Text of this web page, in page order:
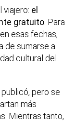
viajero: el
gratuito. Para
esas fechas,
de sumarse a
cultural del
pero se
más
Mientras tanto,